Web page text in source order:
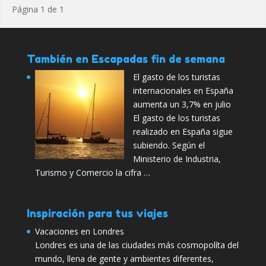
Página 1 de 1
También en Escapadas fin de semana
El gasto de los turistas
internacionales en España
aumenta un 3,7% en julio
El gasto de los turistas
realizado en España sigue
subiendo. Según el
Ministerio de Industria,
Turismo y Comercio la cifra …
Inspiración para tus viajes
Vacaciones en Londres
Londres es una de las ciudades más cosmopolíta del
mundo, llena de gente y ambientes diferentes,